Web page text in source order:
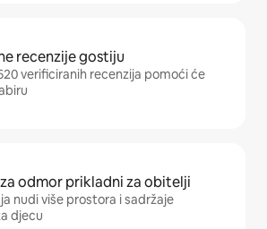
recenzije gostiju
verificiranih recenzija pomoći će
odmor prikladni za obitelji
nudi više prostora i sadržaje
djecu